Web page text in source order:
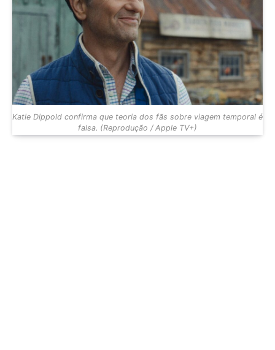
Katie Dippold confirma que teoria dos fãs sobre viagem temporal é
falsa. (Reprodução / Apple TV+)